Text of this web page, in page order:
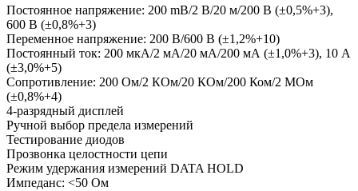
Постоянное напряжение: 200 mВ/2 В/20 м/200 В (±0,5%+3),
600 В (±0,8%+3)
Переменное напряжение: 200 В/600 В (±1,2%+10)
Постоянный ток: 200 мкА/2 мА/20 мА/200 мА (±1,0%+3), 10 A
(±3,0%+5)
Сопротивление: 200 Ом/2 КОм/20 КОм/200 Ком/2 МОм
(±0,8%+4)
4-разрядный дисплей
Ручной выбор предела измерений
Тестирование диодов
Прозвонка целостности цепи
Режим удержания измерений DATA HOLD
Импеданс: <50 Ом